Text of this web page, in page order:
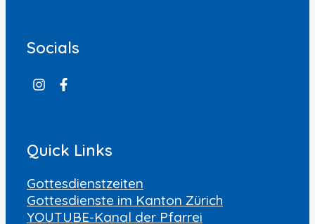
Socials
Quick Links
Gottesdienstzeiten
Gottesdienste im Kanton Zürich
YOUTUBE-Kanal der Pfarrei